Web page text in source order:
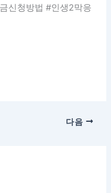
신청방법 #인생2막응
다음